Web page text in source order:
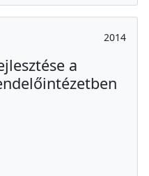
2014
a